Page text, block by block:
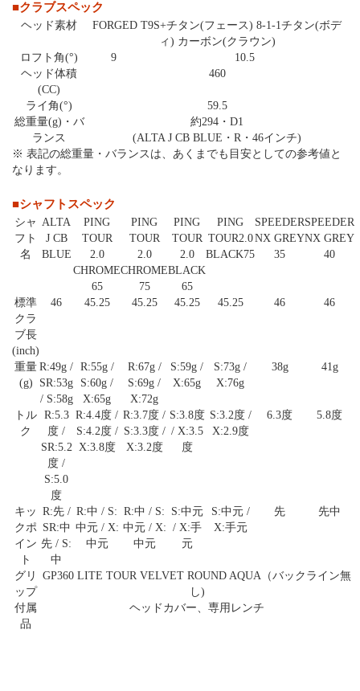
■クラブスペック
ヘッド素材
FORGED T9S+チタン(フェース) 8-1-1チタン(ボデ
ィ) カーボン(クラウン)
ロフト角(°)
9
10.5
ヘッド体積
(CC)
460
ライ角(°)
59.5
総重量(g)・バ
ランス
約294・D1
(ALTA J CB BLUE・R・46インチ)
※ 表記の総重量・バランスは、あくまでも目安としての参考値と
なります。
■シャフトスペック
シャ
フト
名
ALTA
J CB
BLUE
PING
TOUR
2.0
CHROME
65
PING
TOUR
2.0
CHROME
75
PING
TOUR
2.0
BLACK
65
PING
TOUR2.0
BLACK75
SPEEDER
NX GREY
35
SPEEDER
NX GREY
40
標準
クラ
ブ長
(inch)
46 45.25 45.25 45.25 45.25 46 46
重量
(g)
R:49g /
SR:53g
/ S:58g
R:55g /
S:60g /
X:65g
R:67g /
S:69g /
X:72g
S:59g /
X:65g
S:73g /
X:76g
38g 41g
トル
ク
R:5.3
度 /
SR:5.2
度 /
S:5.0
度
R:4.4度 /
S:4.2度 /
X:3.8度
R:3.7度 /
S:3.3度 /
X:3.2度
S:3.8度
/ X:3.5
度
S:3.2度 /
X:2.9度
6.3度 5.8度
キッ
クポ
イン
ト
R:先 /
SR:中
先 / S:
中
R:中 / S:
中元 / X:
中元
R:中 / S:
中元 / X:
中元
S:中元
/ X:手
元
S:中元 /
X:手元
先 先中
グリ
ップ
GP360 LITE TOUR VELVET ROUND AQUA（バックライン無
し)
付属
品
ヘッドカバー、専用レンチ